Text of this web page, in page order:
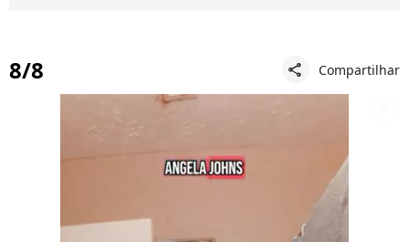
8/8 share Compartilhar